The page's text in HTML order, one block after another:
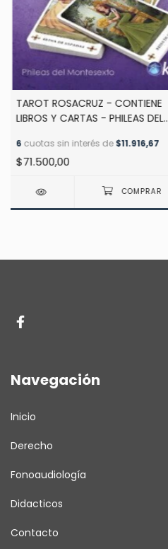
TAROT ROSACRUZ - CONTIENE
LIBROS Y CARTAS - PHILEAS DEL
6 cuotas sin interés de$11.916,67
$71.500,00
Navegación
Inicio
Derecho
Fonoaudiología
Didacticos
Contacto